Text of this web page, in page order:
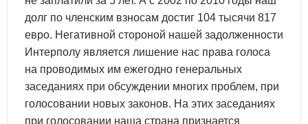
долг по членским взносам достиг 104 тысячи 817
евро. Негативной стороной нашей задолженности
Интерполу является лишение нас права голоса
на проводимых им ежегодно генеральных
заседаниях при обсуждении многих проблем, при
голосовании новых законов. На этих заседаниях
при голосовании наша страна признается